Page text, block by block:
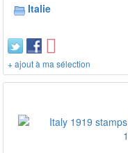
Italie
+ ajout à ma sélection